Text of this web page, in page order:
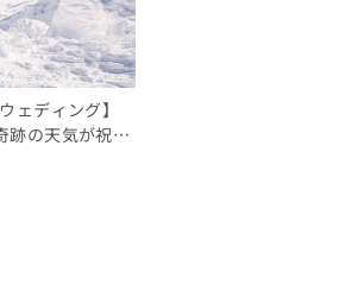
間の撮影が可能
、3月くらいから晴れが多くなります
万円
円
ェディング】
跡の天気が祝
える夢の1日